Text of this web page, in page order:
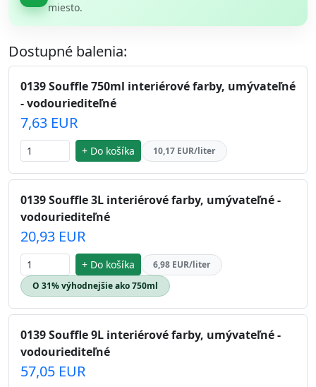
miesto.
Dostupné balenia:
0139 Souffle 750ml interiérové farby, umývateľné
- vodouriediteľné
7,63 EUR
+ Do košíka 10,17 EUR/liter
0139 Souffle 3L interiérové farby, umývateľné -
vodouriediteľné
20,93 EUR
+ Do košíka
6,98 EUR/liter
O 31% výhodnejšie ako 750ml
0139 Souffle 9L interiérové farby, umývateľné -
vodouriediteľné
57,05 EUR